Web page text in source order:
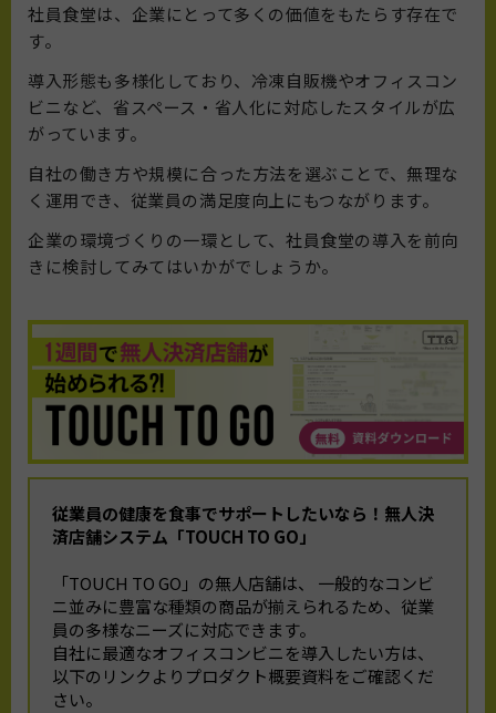
社員食堂は、企業にとって多くの価値をもたらす存在で
す。
導入形態も多様化しており、冷凍自販機やオフィスコン
ビニなど、省スペース・省人化に対応したスタイルが広
がっています。
自社の働き方や規模に合った方法を選ぶことで、無理な
く運用でき、従業員の満足度向上にもつながります。
企業の環境づくりの一環として、社員食堂の導入を前向
きに検討してみてはいかがでしょうか。
従業員の健康を食事でサポートしたいなら！ 無人決
済店舗システム「TOUCH TO GO」
「TOUCH TO GO」の無人店舗は、 一般的なコンビ
ニ並みに豊富な種類の商品が揃えられるため、従業
員の多様なニーズに対応できます。
自社に最適なオフィスコンビニを導入したい方は、
以下のリンクよりプロダクト概要資料をご確認くだ
さい。